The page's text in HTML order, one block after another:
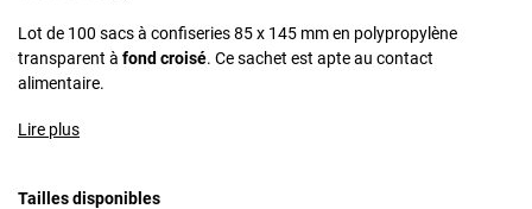
Lot de 100 sacs à confiseries 85 x 145 mm en polypropylène
transparent à fond croisé. Ce sachet est apte au contact
alimentaire.
Lire plus
Tailles disponibles